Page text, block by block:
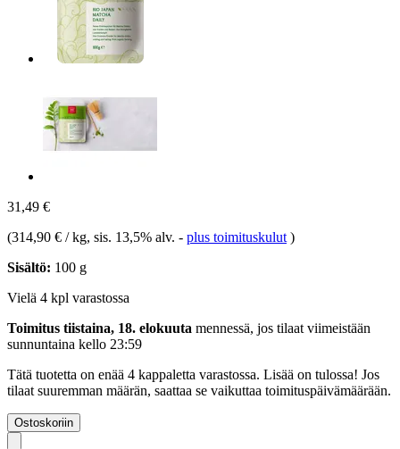
31,49 €
(314,90 € / kg, sis. 13,5% alv. - plus toimituskulut )
Sisältö: 100 g
Vielä 4 kpl varastossa
Toimitus tiistaina, 18. elokuuta mennessä, jos tilaat viimeistään
sunnuntaina kello 23:59
Tätä tuotetta on enää 4 kappaletta varastossa. Lisää on tulossa! Jos
tilaat suuremman määrän, saattaa se vaikuttaa toimituspäivämäärään.
Ostoskoriin